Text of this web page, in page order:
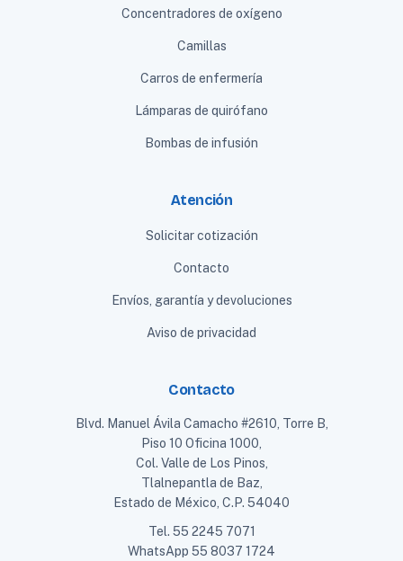
Concentradores de oxígeno
Camillas
Carros de enfermería
Lámparas de quirófano
Bombas de infusión
Atención
Solicitar cotización
Contacto
Envíos, garantía y devoluciones
Aviso de privacidad
Contacto
Blvd. Manuel Ávila Camacho #2610, Torre B,
Piso 10 Oficina 1000,
Col. Valle de Los Pinos,
Tlalnepantla de Baz,
Estado de México, C.P. 54040
Tel. 55 2245 7071
WhatsApp 55 8037 1724